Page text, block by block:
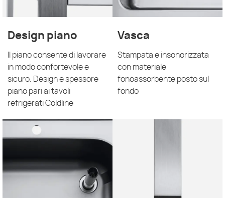
Design piano
Il piano consente di lavorare
in modo confortevole e
sicuro. Design e spessore
piano pari ai tavoli
refrigerati Coldline
Vasca
Stampata e insonorizzata
con materiale
fonoassorbente posto sul
fondo